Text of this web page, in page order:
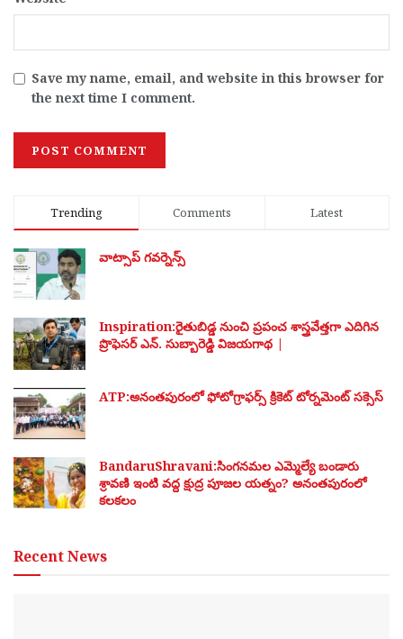
Save my name, email, and website in this browser for
the next time I comment.
Trending Comments Latest
వాట్సాప్ గవర్నెన్స్
Inspiration:రైతుబిడ్డ నుంచి ప్రపంచ శాస్త్రవేత్తగా ఎదిగిన
ప్రొఫెసర్ ఎన్. సుబ్బారెడ్డి విజయగాథ |
ATP:అనంతపురంలో ఫోటోగ్రాఫర్స్ క్రికెట్ టోర్నమెంట్ సక్సెస్
BandaruShravani:సింగనమల ఎమ్మెల్యే బండారు
శ్రావణి ఇంటి వద్ద క్షుద్ర పూజల యత్నం? అనంతపురంలో
కలకలం
Recent News